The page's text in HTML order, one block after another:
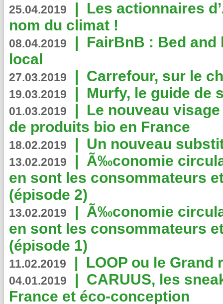
25.04.2019 | Les actionnaires
nom du climat !
08.04.2019 | FairBnB : Bed
local
27.03.2019 | Carrefour, sur le
19.03.2019 | Murfy, le guide de
01.03.2019 | Le nouveau
de produits bio en France
18.02.2019 | Un nouveau
13.02.2019 | Ã‰conomie
en sont les consommateurs
(épisode 2)
13.02.2019 | Ã‰conomie
en sont les consommateurs
(épisode 1)
11.02.2019 | LOOP ou le Grand
04.01.2019 | CARUUS, les
France et éco-conception